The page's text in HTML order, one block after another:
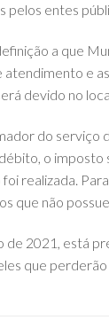
pelos entes
a que
atendimento e
devido no
do serviço
o
realizada.
que não
de 2021, está
que